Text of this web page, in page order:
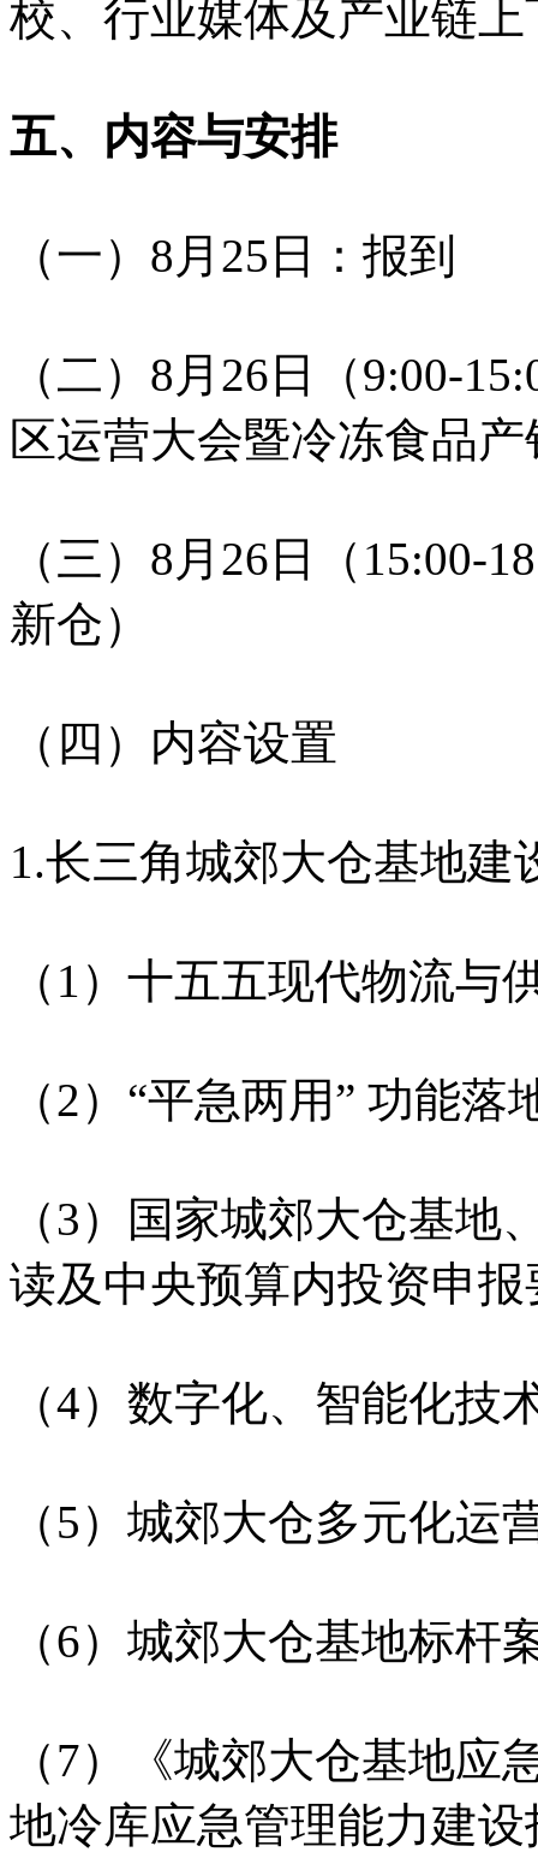
校、行业媒体及产业链
五、内容与安排
（一）8月25日：报到
（二）8月26日（9:00-
区运营大会暨冷冻食品
（三）8月26日（15:00-
新仓）
（四）内容设置
1.长三角城郊大仓基地建
（1）十五五现代物流与
（2）“平急两用” 功能
（3）国家城郊大仓基
读及中央预算内投资申报
（4）数字化、智能化技
（5）城郊大仓多元化运
（6）城郊大仓基地标
（7）《城郊大仓基地
地冷库应急管理能力建